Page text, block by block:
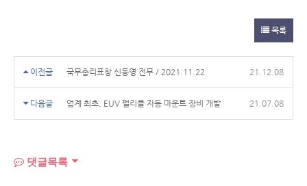
목록
이전글 국무총리표창 신동영 전무 / 2021.11.22 21.12.08
다음글 업계 최초, EUV 펠리클 자동 마운트 장비 개발 21.07.08
댓글목록